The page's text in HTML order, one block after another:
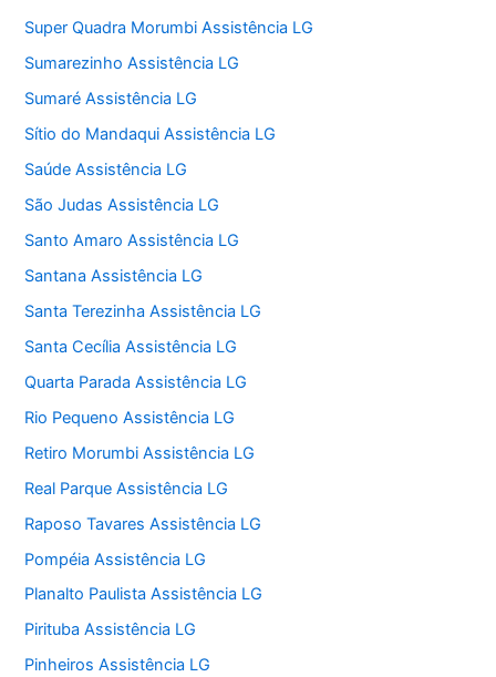
Super Quadra Morumbi Assistência LG
Sumarezinho Assistência LG
Sumaré Assistência LG
Sítio do Mandaqui Assistência LG
Saúde Assistência LG
São Judas Assistência LG
Santo Amaro Assistência LG
Santana Assistência LG
Santa Terezinha Assistência LG
Santa Cecília Assistência LG
Quarta Parada Assistência LG
Rio Pequeno Assistência LG
Retiro Morumbi Assistência LG
Real Parque Assistência LG
Raposo Tavares Assistência LG
Pompéia Assistência LG
Planalto Paulista Assistência LG
Pirituba Assistência LG
Pinheiros Assistência LG